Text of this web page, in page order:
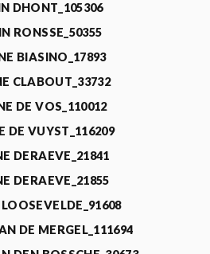
DHONT_105306
RONSSE_50355
BIASINO_17893
CLABOUT_33732
DE VOS_110012
DE VUYST_116209
DERAEVE_21841
DERAEVE_21855
DE MERGEL_111694